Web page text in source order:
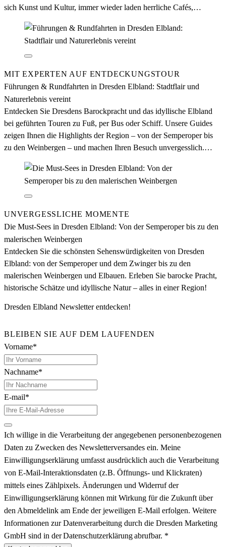
sich Kunst und Kultur, immer wieder laden herrliche Cafés,
als glitzernde Begleiterin.
MIT EXPERTEN AUF ENTDECKUNGSTOUR
Führungen & Rundfahrten in Dresden Elbland: Stadtflair und
Naturerlebnis vereint
Entdecken Sie Dresdens Barockpracht und das idyllische Elbland
bei geführten Touren zu Fuß, per Bus oder Schiff. Unsere Guides
zeigen Ihnen die Highlights der Region – von der Semperoper bis
zu den Weinbergen – und machen Ihren Besuch unvergesslich.
UNVERGESSLICHE MOMENTE
Die Must-Sees in Dresden Elbland: Von der Semperoper bis zu den
malerischen Weinbergen
Entdecken Sie die schönsten Sehenswürdigkeiten von Dresden
Elbland: von der Semperoper und dem Zwinger bis zu den
malerischen Weinbergen und Elbauen. Erleben Sie barocke Pracht,
historische Schätze und idyllische Natur – alles in einer Region!
Dresden Elbland Newsletter entdecken!
BLEIBEN SIE AUF DEM LAUFENDEN
Vorname*
Nachname*
E-mail*
Ich willige in die Verarbeitung der angegebenen personenbezogenen
Daten zu Zwecken des Newsletterversandes ein. Meine
Einwilligungserklärung umfasst ausdrücklich auch die Verarbeitung
von E-Mail-Interaktionsdaten (z.B. Öffnungs- und Klickraten)
mittels eines Zählpixels. Änderungen und Widerruf der
Einwilligungserklärung können mit Wirkung für die Zukunft über
den Abmeldelink am Ende der jeweiligen E-Mail erfolgen. Weitere
Informationen zur Datenverarbeitung durch die Dresden Marketing
GmbH sind in der Datenschutzerklärung abrufbar. *